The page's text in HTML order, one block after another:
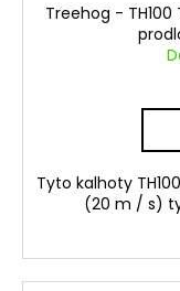
Treehog -
Tyto kalhoty
(20 m / s)